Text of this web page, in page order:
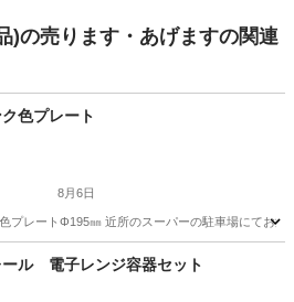
)の売ります・あげますの関連
色プレート
8月6日
プレートΦ195㎜ 近所のスーパーの駐車場にてお
ピンク色
ール 電子レンジ容器セット